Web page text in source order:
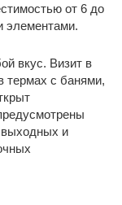
от 6 до
элементами.
вкус. Визит в
термах с банями,
и